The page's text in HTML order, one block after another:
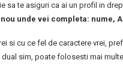
sa te asiguri ca ai un profil in
unde vei completa: nume,
si cu ce fel de caractere vrei,
sim, poate folosesti mai